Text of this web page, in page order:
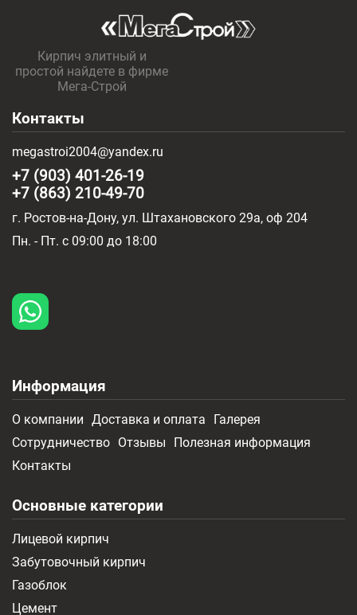
Кирпич элитный и
простой найдете в фирме
Мега-Строй
Контакты
megastroi2004@yandex.ru
+7 (903) 401-26-19
+7 (863) 210-49-70
г. Ростов-на-Дону, ул. Штахановского 29а, оф 204
Пн. - Пт. c 09:00 до 18:00
Информация
О компании Доставка и оплата
Галерея
Сотрудничество Отзывы
Полезная информация
Контакты
Основные категории
Лицевой кирпич
Забутовочный кирпич
Газоблок
Цемент